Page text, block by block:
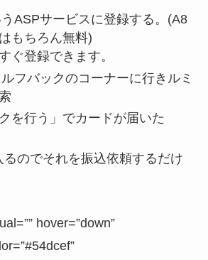
ASPサービスに登録する。(A8
もちろん無料)
ぐ登録できます。
フバックのコーナーに行きルミ
を行う」でカードが届いた
のでそれを振込依頼するだけ
hover=”down”